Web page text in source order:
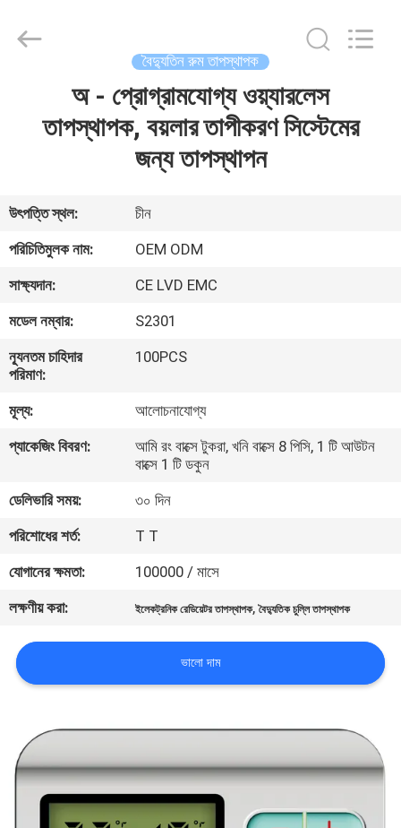
ভিআর
শো
আমাদের
সম্পর্কে
ভ্রমণ
নিয়ন্ত্রণ
যোগাযোগ
করুন
উদ্ধৃতির
জন্য
আবেদন
সাইট
ম্যাপ
Limited.
বৈদ্যুতিন রুম তাপস্থাপক
অ - প্রোগ্রামযোগ্য ওয়্যারলেস
তাপস্থাপক, বয়লার তাপীকরণ সিস্টেমের
জন্য তাপস্থাপন
উৎপত্তি স্থল:
চীন
পরিচিতিমুলক নাম:
OEM ODM
সাক্ষ্যদান:
CE LVD EMC
মডেল নম্বার:
S2301
ন্যূনতম চাহিদার
পরিমাণ:
100PCS
মূল্য:
আলোচনাযোগ্য
প্যাকেজিং বিবরণ:
আমি রং বাক্সে টুকরা, খনি বাক্সে 8 পিসি, 1 টি আউটন
বাক্সে 1 টি ডকুন
ডেলিভারি সময়:
৩০ দিন
পরিশোধের শর্ত:
T T
যোগানের ক্ষমতা:
100000 / মাসে
লক্ষণীয় করা:
ইলেকট্রনিক রেডিয়েটর তাপস্থাপক,বৈদ্যুতিক চুল্লি তাপস্থাপক
ভালো দাম